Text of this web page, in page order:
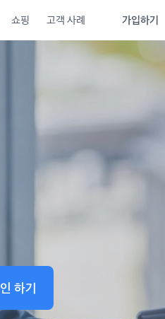
쇼핑 고객 사례 가입하기
모든 것
확실하
즈니스를 시작하세요.
하기